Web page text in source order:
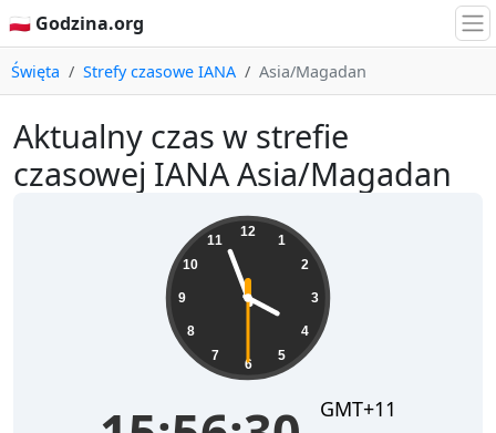
🇵🇱 Godzina.org
Święta Strefy czasowe IANA Asia/Magadan
Aktualny czas w strefie
czasowej IANA Asia/Magadan
12
1
2
3
4
5
6
7
8
9
10
11
GMT+11